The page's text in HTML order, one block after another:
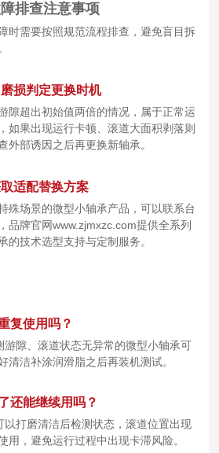
排查注意事项
时需要按照规范流程排查，避免盲目拆
损判定更换时机
隙超出初始值两倍的情况，属于正常运
如果出现运行卡顿、滚道大面积剥落则
外部诱因之后再更换新轴承。
适配替换方案
殊场景的微型小轴承产品，可以联系台
品牌官网www.zjmxzc.com提供全系列
的技术选型支持与定制服务。
复使用吗？
游隙、滚道状态无异常的微型小轴承可
清洁补涂润滑脂之后再装机测试。
还能继续用吗？
以打磨清洁后检测状态，滚道位置出现
用，避免运行过程中出现卡滞风险。